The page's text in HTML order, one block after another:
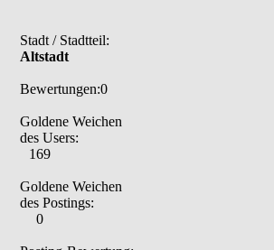
Stadt / Stadtteil:
Altstadt
Bewertungen:0
Goldene Weichen
des Users:
169
Goldene Weichen
des Postings:
0